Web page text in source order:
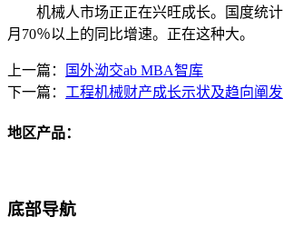
机械人市场正正在兴旺成长。国度统计
月70％以上的同比增速。正在这种大。
上一篇：
国外泑交ab MBA智库
下一篇： 工程机械财产成长示状及趋向阐发
地区产品：
底部导航